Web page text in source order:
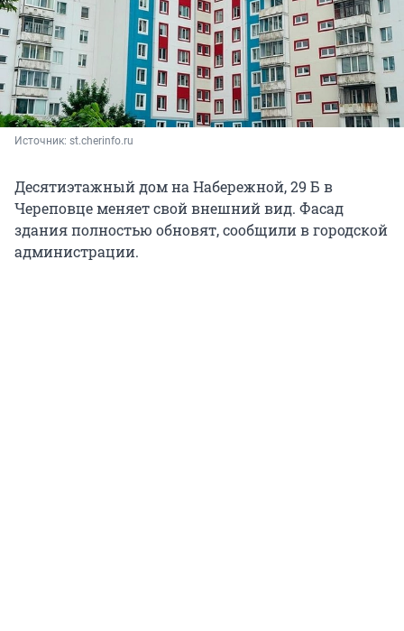
Источник: st.cherinfo.ru
Десятиэтажный дом на Набережной, 29 Б в
Череповце меняет свой внешний вид. Фасад
здания полностью обновят, сообщили в городской
администрации.